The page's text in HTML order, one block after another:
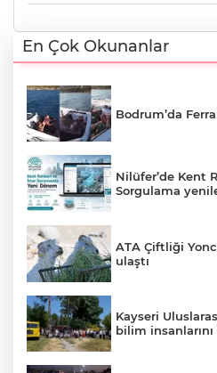
En Çok Okunanlar
Bodrum’da
Nilüfer’de Kent
Sorgulama
ATA Çiftliği
ulaştı
Kayseri
bilim